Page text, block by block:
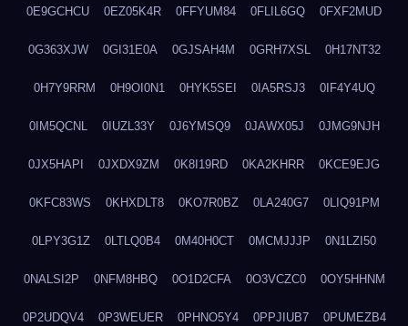
0E9GCHCU 0EZ05K4R 0FFYUM84 0FLIL6GQ 0FXF2MUD
0G363XJW 0GI31E0A 0GJSAH4M 0GRH7XSL 0H17NT32
0H7Y9RRM 0H9OI0N1 0HYK5SEI 0IA5RSJ3 0IF4Y4UQ
0IM5QCNL 0IUZL33Y 0J6YMSQ9 0JAWX05J 0JMG9NJH
0JX5HAPI 0JXDX9ZM 0K8I19RD 0KA2KHRR 0KCE9EJG
0KFC83WS 0KHXDLT8 0KO7R0BZ 0LA240G7 0LIQ91PM
0LPY3G1Z 0LTLQ0B4 0M40H0CT 0MCMJJJP 0N1LZI50
0NALSI2P 0NFM8HBQ 0O1D2CFA 0O3VCZC0 0OY5HHNM
0P2UDQV4 0P3WEUER 0PHNO5Y4 0PPJIUB7 0PUMEZB4